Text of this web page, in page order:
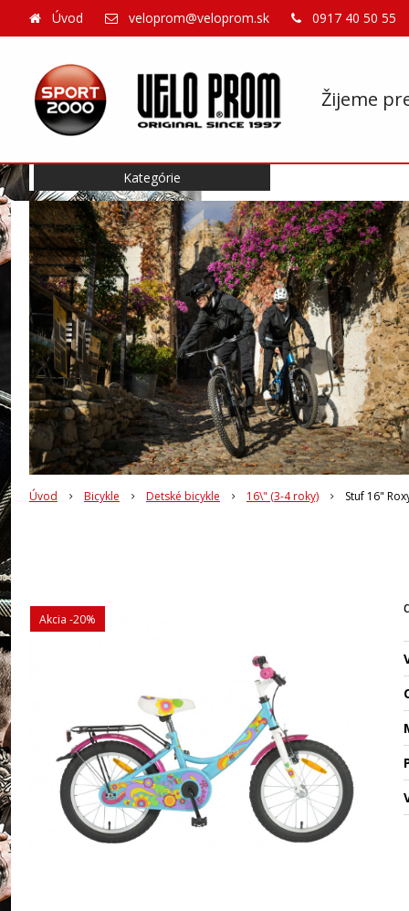
Žijeme
Úvod veloprom@veloprom.sk 0917 40 50 55
Úvod Bicykle Detské bicykle 16\" (3-4 roky) Stuf 16"
Akcia -20%
Kategórie